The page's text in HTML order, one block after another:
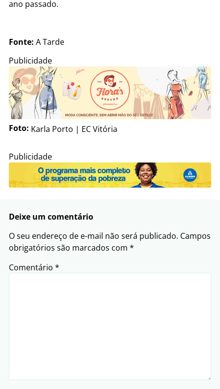
ano passado.
Fonte: A Tarde
Publicidade
Foto: Karla Porto | EC Vitória
Publicidade
Deixe um comentário
O seu endereço de e-mail não será publicado. Campos
obrigatórios são marcados com *
Comentário *